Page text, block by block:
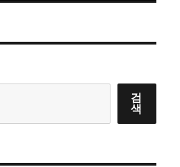
검
색